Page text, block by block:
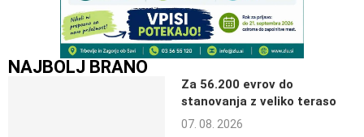
NAJBOLJ BRANO
Za 56.200 evrov do
stanovanja z veliko teraso
07. 08. 2026